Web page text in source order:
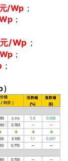
元/Wp ；
；
元/Wp ；
；
；